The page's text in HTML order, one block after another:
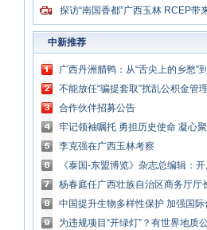
探访“南国香都”广西玉林 RCEP带
中新推荐
广西丹洲腊鸭：从“舌尖上的乡愁”
的“利器”
不能放任“骗提套取”扰乱公积金管
合作伙伴招募公告
牢记领袖嘱托 勇担历史使命 凝心
代中国特色社会主义壮美广西
李克强在广西玉林考察
《泰国-东盟博览》杂志总编辑：
讲好中国与东盟合作故事
杨春庭任广西壮族自治区商务厅厅
中国提升生物多样性保护 加强国际
为违规项目“开绿灯”？有世界地质